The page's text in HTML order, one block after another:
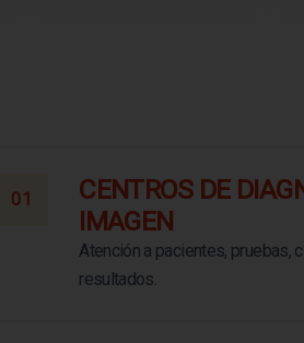
01
CENTROS DE
IMAGEN
Atención a pacientes, pruebas,
resultados.